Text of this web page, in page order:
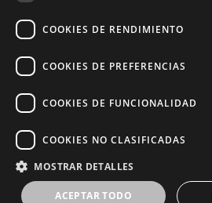
COOKIES DE RENDIMIENTO
COOKIES DE PREFERENCIAS
COOKIES DE FUNCIONALIDAD
COOKIES NO CLASIFICADAS
MOSTRAR DETALLES
ACEPTAR TODO